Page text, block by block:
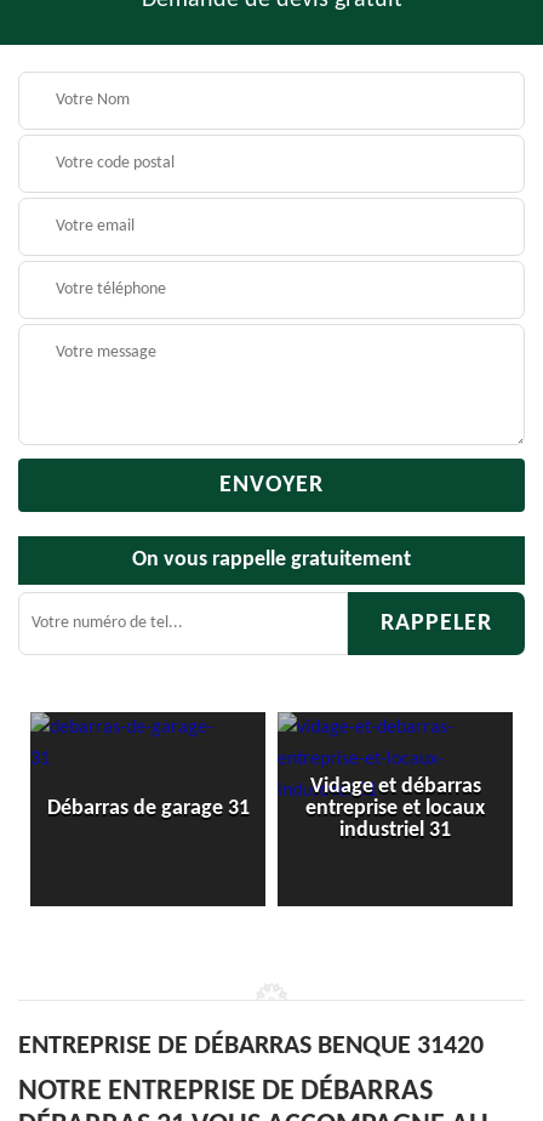
On vous rappelle gratuitement
Débarras de garage 31
Vidage et débarras
entreprise et locaux
industriel 31
ENTREPRISE DE DÉBARRAS BENQUE 31420
NOTRE ENTREPRISE DE DÉBARRAS